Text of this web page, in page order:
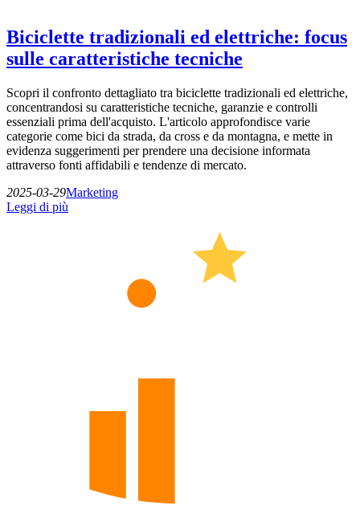
Biciclette tradizionali ed elettriche: focus
sulle caratteristiche tecniche
Scopri il confronto dettagliato tra biciclette tradizionali ed elettriche,
concentrandosi su caratteristiche tecniche, garanzie e controlli
essenziali prima dell'acquisto. L'articolo approfondisce varie
categorie come bici da strada, da cross e da montagna, e mette in
evidenza suggerimenti per prendere una decisione informata
attraverso fonti affidabili e tendenze di mercato.
2025-03-29Marketing
Leggi di più